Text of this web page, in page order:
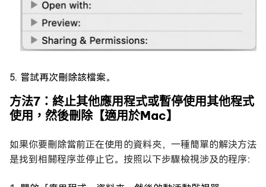
嘗試再次刪除該檔案。
方法7：終止其他應用程式或暫停使用其他程式
使用，然後刪除【適用於Mac】
如果你要刪除當前正在使用的資料夾，一種簡單的解決方法
是找到相關程序並停止它。按照以下步驟檢視涉及的程序：